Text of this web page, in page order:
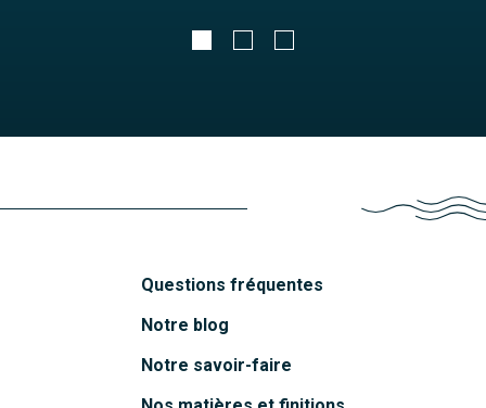
Questions fréquentes
Notre blog
Notre savoir-faire